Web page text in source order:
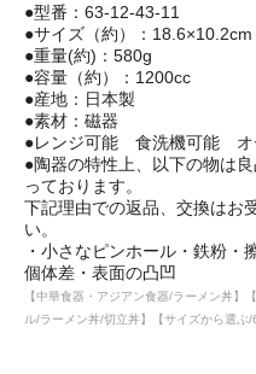
●型番：63-12-43-11
●サイズ（約）：18.6×10.2cm
●重量(約)：580g
●容量（約）：1200cc
●産地：日本製
●素材：磁器
●レンジ可能 食洗機可能 オ
●陶器の特性上、以下の物は
っております。
下記理由での返品、交換はお
い。
・小さなピンホール・鉄粉・
個体差・表面の凸凹
【中華食器・アジアン食器/ラーメン丼】
ル/ラーメン丼/切立丼】【サイズから選